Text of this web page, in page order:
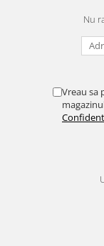
Nu
Vreau sa